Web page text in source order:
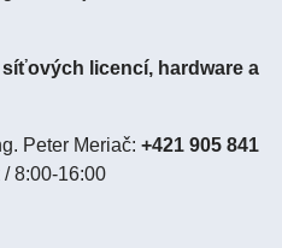
licencí, hardware a
Peter Meriač: +421 905 841
8:00-16:00